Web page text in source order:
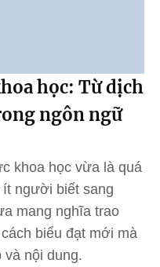
học: Từ dịch
ngôn ngữ
khoa học vừa là quá
người biết sang
mang nghĩa trao
biểu đạt mới mà
và nội dung.